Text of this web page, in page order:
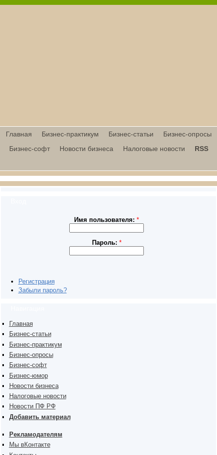
Главная Бизнес-практикум Бизнес-статьи
Бизнес-опросы
Бизнес-софт
Новости бизнеса Налоговые новости RSS
Имя пользователя:*
Пароль: *
Регистрация
Забыли пароль?
Главная
Бизнес-статьи
Бизнес-практикум
Бизнес-опросы
Бизнес-софт
Бизнес-юмор
Новости бизнеса
Налоговые новости
Новости ПФ РФ
Добавить материал
Рекламодателям
Мы вКонтакте